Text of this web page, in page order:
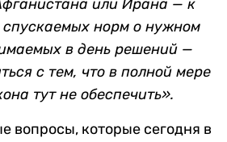
или Ирана — к
норм о нужном
в день решений —
с тем, что в полной мере
тут не обеспечить».
вопросы, которые сегодня в